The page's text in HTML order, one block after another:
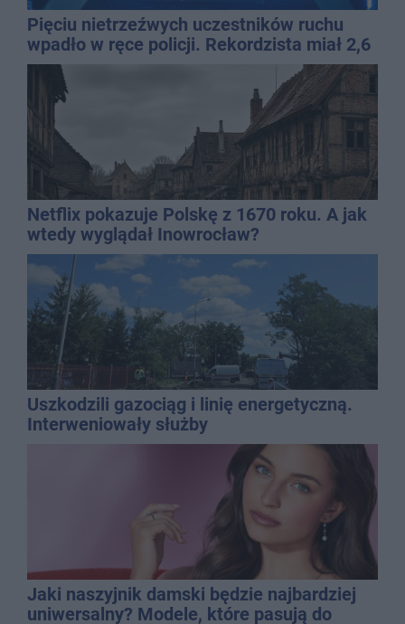
Pięciu nietrzeźwych uczestników ruchu
wpadło w ręce policji. Rekordzista miał 2,6
promila
Netflix pokazuje Polskę z 1670 roku. A jak
wtedy wyglądał Inowrocław?
Uszkodzili gazociąg i linię energetyczną.
Interweniowały służby
Jaki naszyjnik damski będzie najbardziej
uniwersalny? Modele, które pasują do